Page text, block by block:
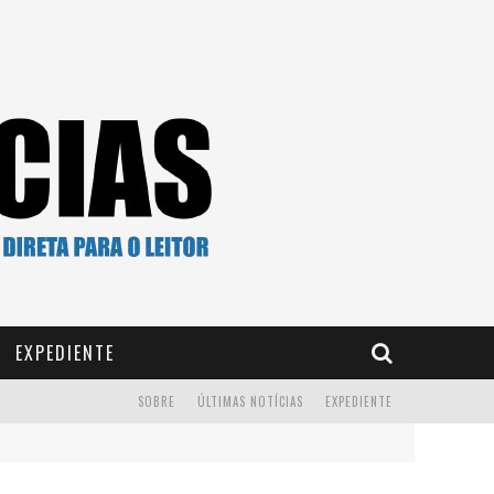
EXPEDIENTE
EXPEDIENTE
ÚLTIMAS NOTÍCIAS
SOBRE